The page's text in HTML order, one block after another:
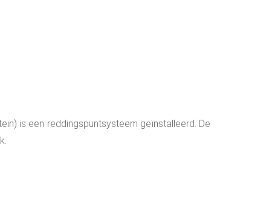
is een reddingspuntsysteem geïnstalleerd. De